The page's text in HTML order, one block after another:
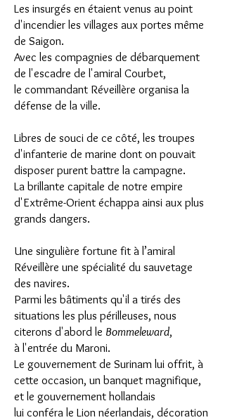
Les insurgés en étaient venus au point
d'incendier les villages aux portes même
de Saigon.
Avec les compagnies de débarquement
de l'escadre de l'amiral Courbet,
le commandant Réveillère organisa la
défense de la ville.
Libres de souci de ce côté, les troupes
d'infanterie de marine dont on pouvait
disposer purent battre la campagne.
La brillante capitale de notre empire
d'Extrême-Orient échappa ainsi aux plus
grands dangers.
Une singulière fortune fit à l’amiral
Réveillère une spécialité du sauvetage
des navires.
Parmi les bâtiments qu'il a tirés des
situations les plus périlleuses, nous
citerons d'abord le Bommeleward,
à l'entrée du Maroni.
Le gouvernement de Surinam lui offrit, à
cette occasion, un banquet magnifique,
et le gouvernement hollandais
lui conféra le Lion néerlandais, décoration